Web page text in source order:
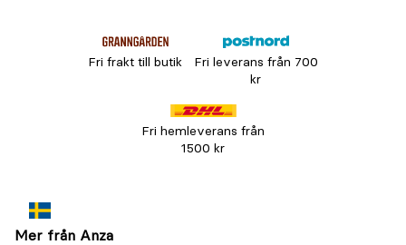
Fri frakt till butik
Fri leverans från 700
kr
Fri hemleverans från
1500 kr
Mer från Anza